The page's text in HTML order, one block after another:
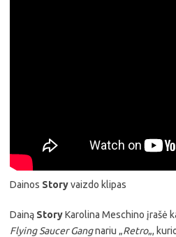
Dainos Storyvaizdo klipas
Dainą StoryKarolina Meschino įrašė
Flying Saucer Gangnariu „Retro„,